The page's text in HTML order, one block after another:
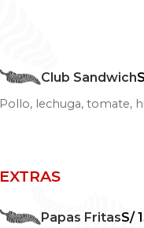
Club Sandwich
Pollo, lechuga, tomate,
EXTRAS
Papas FritasS/